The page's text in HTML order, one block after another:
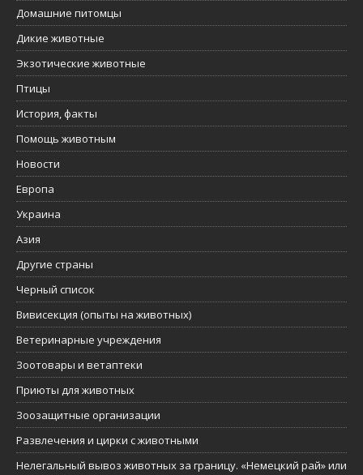
Домашние питомцы
Дикие животные
Экзотические животные
Птицы
История, факты
Помощь животным
Новости
Европа
Украина
Азия
Другие страны
Черный список
Вивисекция (опыты на животных)
Ветеринарные учреждения
Зоотовары и ветаптеки
Приюты для животных
Зоозащитные организации
Развлечения и цирки с животными
Нелегальный вывоз животных за границу. «Немецкий рай» или